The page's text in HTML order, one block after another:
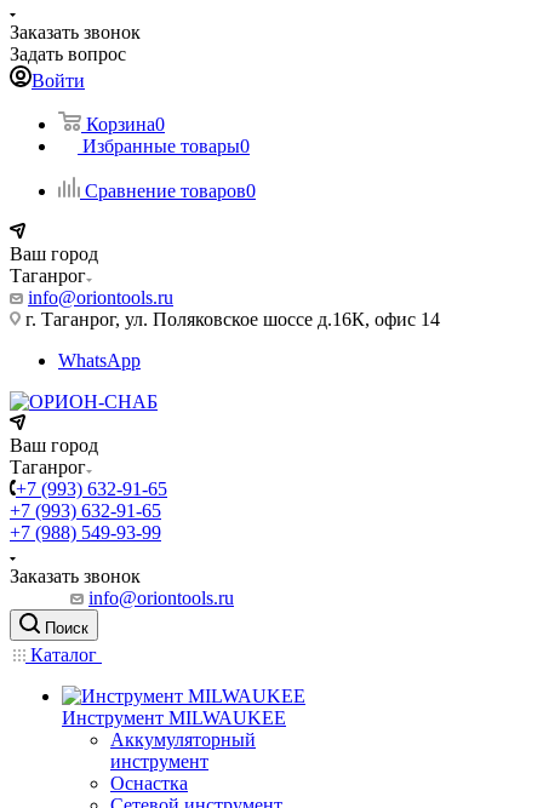
Заказать звонок
Задать вопрос
Войти
Корзина0
Избранные товары0
Сравнение товаров0
Ваш город
Таганрог
info@oriontools.ru
г. Таганрог, ул. Поляковское шоссе д.16К, офис 14
WhatsApp
Ваш город
Таганрог
+7 (993) 632-91-65
+7 (993) 632-91-65
+7 (988) 549-93-99
Заказать звонок
info@oriontools.ru
Поиск
Каталог
Инструмент MILWAUKEE
Аккумуляторный
инструмент
Оснастка